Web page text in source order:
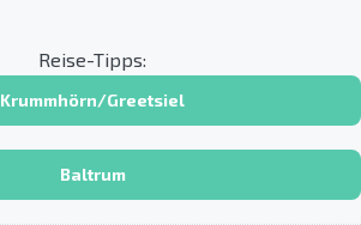
Reise-Tipps:
Krummhörn/Greetsiel
Baltrum